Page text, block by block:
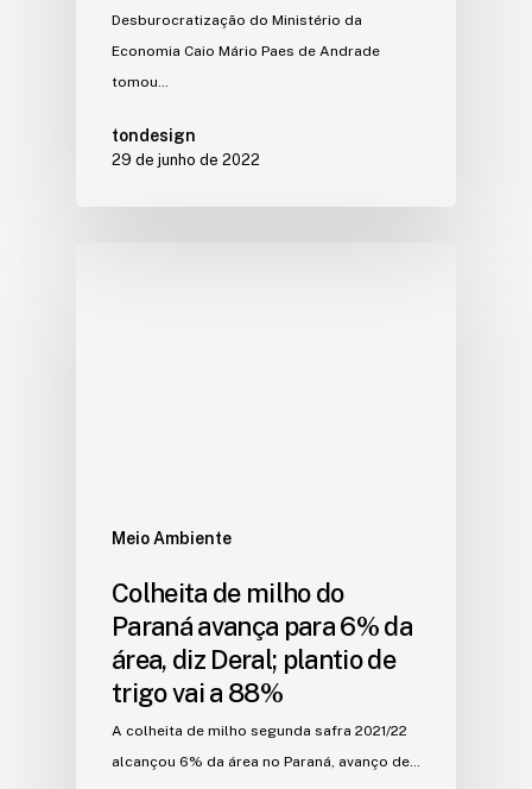
Desburocratização do Ministério da
Economia Caio Mário Paes de Andrade
tomou…
tondesign
29 de junho de 2022
Meio Ambiente
Colheita de milho do
Paraná avança para 6% da
área, diz Deral; plantio de
trigo vai a 88%
A colheita de milho segunda safra 2021/22
alcançou 6% da área no Paraná, avanço de…